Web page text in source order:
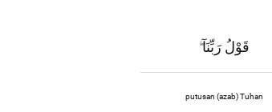
ۖقَوْلُ رَبِّنَآ
putusan (azab) Tuhan